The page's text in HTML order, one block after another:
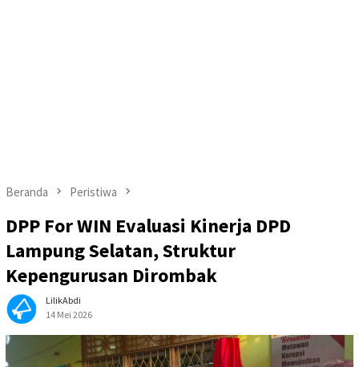
Beranda Peristiwa
DPP For WIN Evaluasi Kinerja DPD
Lampung Selatan, Struktur
Kepengurusan Dirombak
LilikAbdi
14 Mei 2026